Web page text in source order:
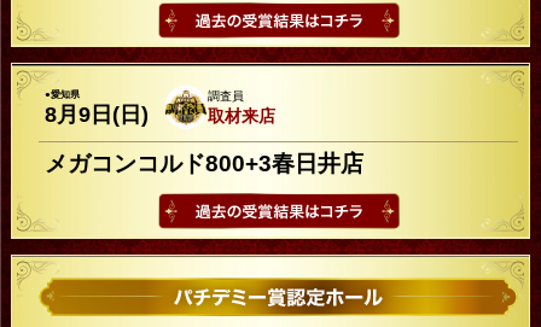
●愛知県
8月9日(日)
調査員
取材来店
メガコンコルド800+3春日井店